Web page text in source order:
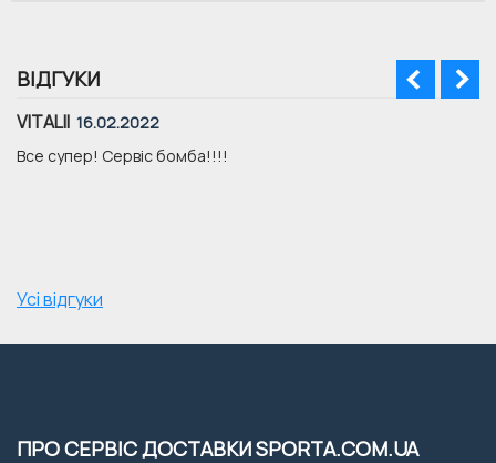
ВІДГУКИ
VITALII 16.02.2022
Все супер! Сервіс бомба!!!!
Усі відгуки
ПРО СЕРВІС ДОСТАВКИ SPORTA.COM.UA